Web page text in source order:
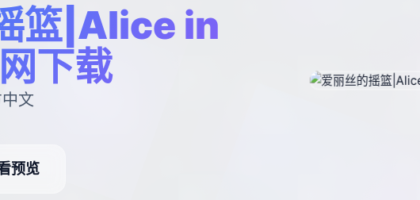
篮|Alice in
下载
文
预览